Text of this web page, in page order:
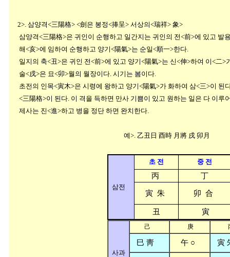
2>. 삼양격<三陽格> <劍은 봉정<捧呈> 서상의<瑞祥> 象>
삼양격<三陽格>은 귀인이 순행하고 일간지는 귀인의 전<前>에 있고 발
해<亥>에 임하여 순행하고 양기<陽氣>는 순일<順一>한다.
일지의 축<丑>은 귀인 전<前>에 있고 양기<陽氣>는 신<伸>하여 이<二>
술<戌>은 묘<卯>월의 월장이다. 시기는 봄이다.
초전의 인목<寅木>은 시령에 왕하고 양기<陽氣>가 화하여 삼<三>이 된
<三陽格>이 된다. 이 격을 득하면 만사 기쁨이 있고 원하는 일은 다 이루
제사는 진<進>하고 병을 정단 하면 완치한다.
예>. 乙丑日 酉時 月將 戌
삼전
초 전 중 전
丙 丁
寅 朱 卯 合
丑 寅
사과
己 庚
巳 靑 午 ○ 寅